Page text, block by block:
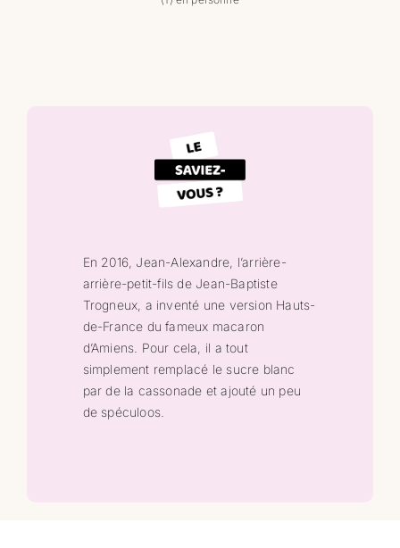
En 2016, Jean-Alexandre, l’arrière-
arrière-petit-fils de Jean-Baptiste
Trogneux, a inventé une version Hauts-
de-France du fameux macaron
d’Amiens. Pour cela, il a tout
simplement remplacé le sucre blanc
par de la cassonade et ajouté un peu
de spéculoos.